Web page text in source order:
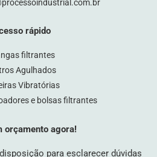
rápido
filtrantes
Agulhados
Vibratórias
e bolsas filtrantes
orçamento agora!
para esclarecer dúvidas